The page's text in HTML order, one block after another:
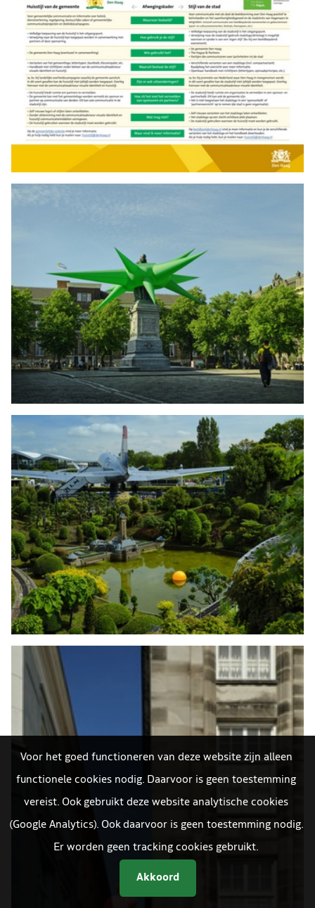
Voor het goed functioneren van deze website zijn alleen
functionele cookies nodig. Daarvoor is geen toestemming
vereist. Ook gebruikt deze website analytische cookies
(Google Analytics). Ook daarvoor is geen toestemming nodig.
Er worden geen tracking cookies gebruikt.
Akkoord